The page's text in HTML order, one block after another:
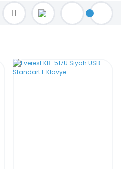
MAİL ATINIZ.
KARGO İLE GÖNDERİYORUZ!